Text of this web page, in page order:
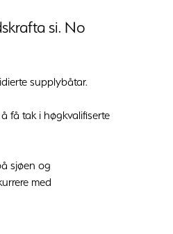
si. No
supplybåtar.
få tak i høgkvalifiserte
sjøen og
med